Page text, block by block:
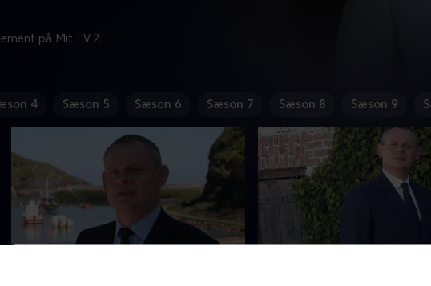
på Mit TV 2.
4 Sæson 5 Sæson 6 Sæson 7 Sæson 8 Sæson 9